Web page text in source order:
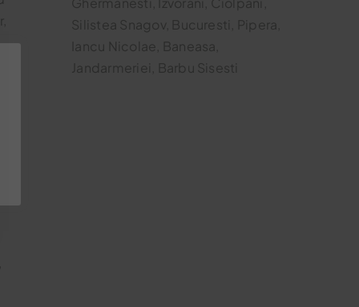
Silistea Snagov, Bucuresti, Pipera,
Iancu Nicolae, Baneasa,
Jandarmeriei, Barbu Sisesti